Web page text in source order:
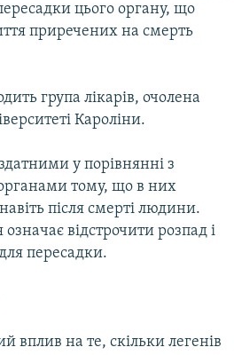
цього органу, що
приречених на смерть
група лікарів, очолена
Кароліни.
у порівнянні з
тому, що в них
після смерті людини.
відстрочити розпад і
пересадки.
вплив на те, скільки легенів